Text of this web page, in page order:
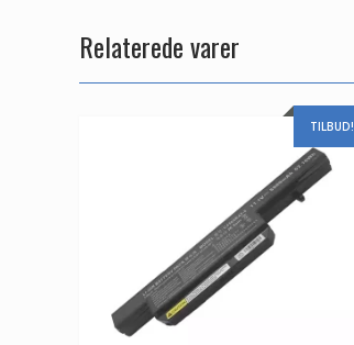
Relaterede varer
TILBUD!